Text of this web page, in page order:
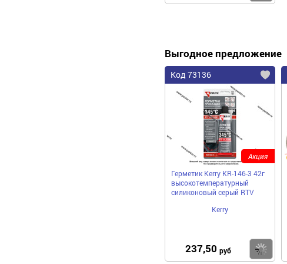
Выгодное предложение
Код 73136
Герметик Kerry KR-146-3 42г
высокотемпературный
силиконовый серый RTV
Kerry
237,50 руб
Акция